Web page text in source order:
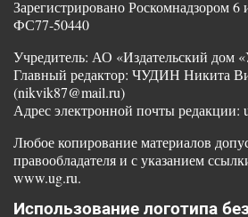
Зарегистрировано Роскомнадзором
ФС77-50440
Учредитель: АО «Издательский дом
Главный редактор: ЧУДИН Никита
(nikvik87@mail.ru)
Адрес электронной почты редакции:
Любое копирование материалов
правообладателя и с указанием
www.ug.ru.
Использование логотипа